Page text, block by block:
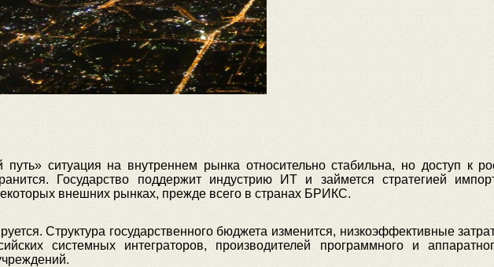
ситуация на внутреннем рынка относительно стабильна, но доступ к
Государство поддержит индустрию ИТ и займется стратегией
внешних рынках, прежде всего в странах БРИКС.
Структура государственного бюджета изменится, низкоэффективные
системных интеграторов, производителей программного и